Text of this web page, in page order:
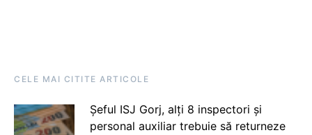
CELE MAI CITITE ARTICOLE
Șeful ISJ Gorj, alți 8 inspectori și
personal auxiliar trebuie să returneze